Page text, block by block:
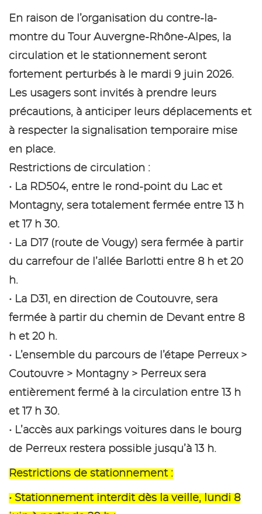
En raison de l’organisation du contre-la-
montre du Tour Auvergne-Rhône-Alpes, la
circulation et le stationnement seront
fortement perturbés à le mardi 9 juin 2026.
Les usagers sont invités à prendre leurs
précautions, à anticiper leurs déplacements et
à respecter la signalisation temporaire mise
en place.
Restrictions de circulation :
• La RD504, entre le rond-point du Lac et
Montagny, sera totalement fermée entre 13 h
et 17 h 30.
• La D17 (route de Vougy) sera fermée à partir
du carrefour de l’allée Barlotti entre 8 h et 20
h.
• La D31, en direction de Coutouvre, sera
fermée à partir du chemin de Devant entre 8
h et 20 h.
• L’ensemble du parcours de l’étape Perreux >
Coutouvre > Montagny > Perreux sera
entièrement fermé à la circulation entre 13 h
et 17 h 30.
• L’accès aux parkings voitures dans le bourg
de Perreux restera possible jusqu’à 13 h.
Restrictions de stationnement :
• Stationnement interdit dès la veille, lundi 8